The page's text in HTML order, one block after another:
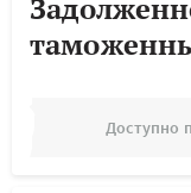
Доступно